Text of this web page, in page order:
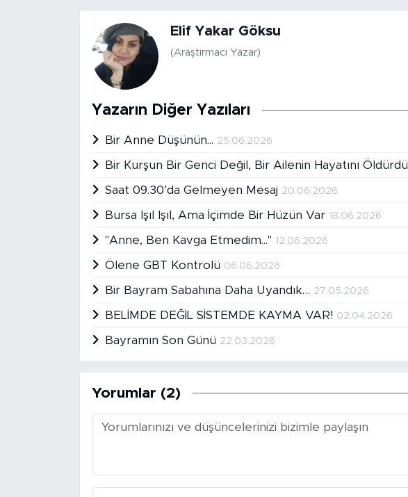
Elif Yakar Göksu
(Araştırmacı Yazar)
Yazarın Diğer Yazıları
Bir Anne Düşünün... 25.06.2026
Bir Kurşun Bir Genci Değil, Bir Ailenin Hayatını Öldürdü
Saat 09.30’da Gelmeyen Mesaj 20.06.2026
Bursa Işıl Işıl, Ama İçimde Bir Hüzün Var 18.06.2026
"Anne, Ben Kavga Etmedim..." 12.06.2026
Ölene GBT Kontrolü 06.06.2026
Bir Bayram Sabahına Daha Uyandık… 27.05.2026
BELİMDE DEĞİL SİSTEMDE KAYMA VAR! 02.04.2026
Bayramın Son Günü 22.03.2026
Yorumlar (2)